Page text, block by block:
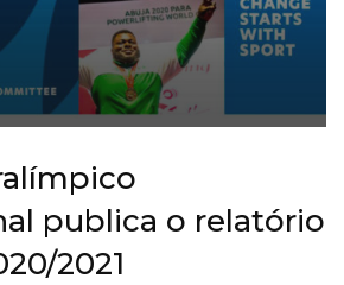
publica o relatório
2021